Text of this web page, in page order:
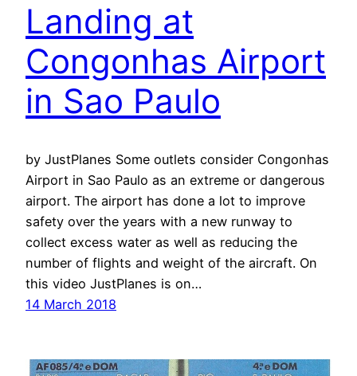
Landing at
Congonhas Airport
in Sao Paulo
by JustPlanes Some outlets consider Congonhas
Airport in Sao Paulo as an extreme or dangerous
airport. The airport has done a lot to improve
safety over the years with a new runway to
collect excess water as well as reducing the
number of flights and weight of the aircraft. On
this video JustPlanes is on…
14 March 2018